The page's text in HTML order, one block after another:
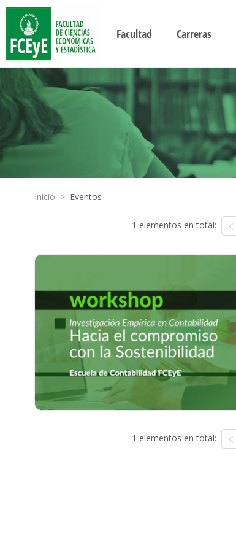
Facultad Carreras
Inicio > Eventos
1 elementos en total:
1 elementos en total: